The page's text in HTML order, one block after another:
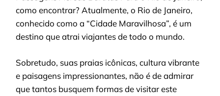
como encontrar? Atualmente, o Rio de Janeiro,
conhecido como a “Cidade Maravilhosa”, é um
destino que atrai viajantes de todo o mundo.
Sobretudo, suas praias icônicas, cultura vibrante
e paisagens impressionantes, não é de admirar
que tantos busquem formas de visitar este